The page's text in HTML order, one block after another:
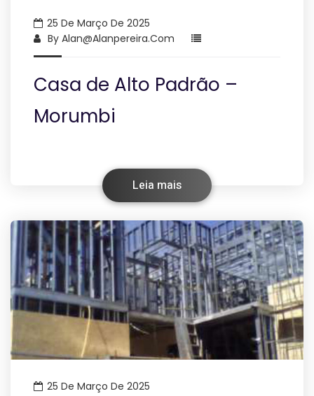
25 De Março De 2025
By Alan@alanpereira.com
Casa de Alto Padrão –
Morumbi
Leia mais
25 De Março De 2025